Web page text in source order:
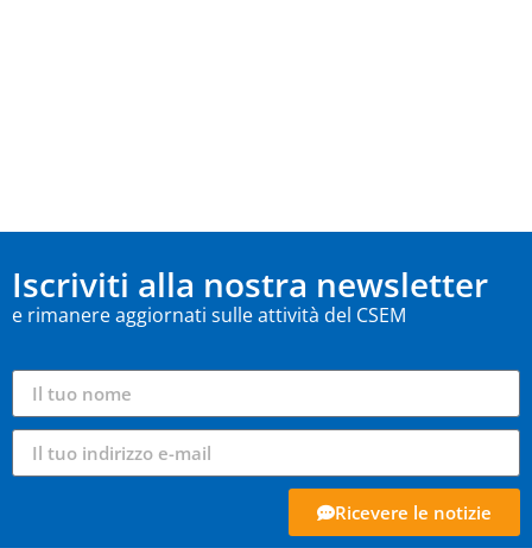
Iscriviti alla nostra newsletter
e rimanere aggiornati sulle attività del CSEM
Ricevere le notizie